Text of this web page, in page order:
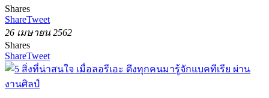
Shares
ShareTweet
26 เมษายน 2562
Shares
ShareTweet